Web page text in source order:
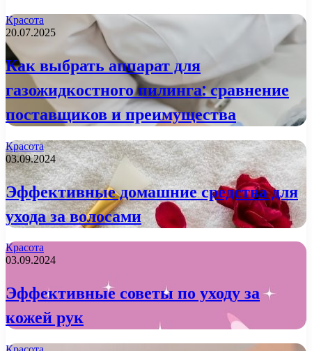
Красота
20.07.2025
Как выбрать аппарат для
газожидкостного пилинга: сравнение
поставщиков и преимущества
Красота
03.09.2024
Эффективные домашние средства для
ухода за волосами
Красота
03.09.2024
Эффективные советы по уходу за
кожей рук